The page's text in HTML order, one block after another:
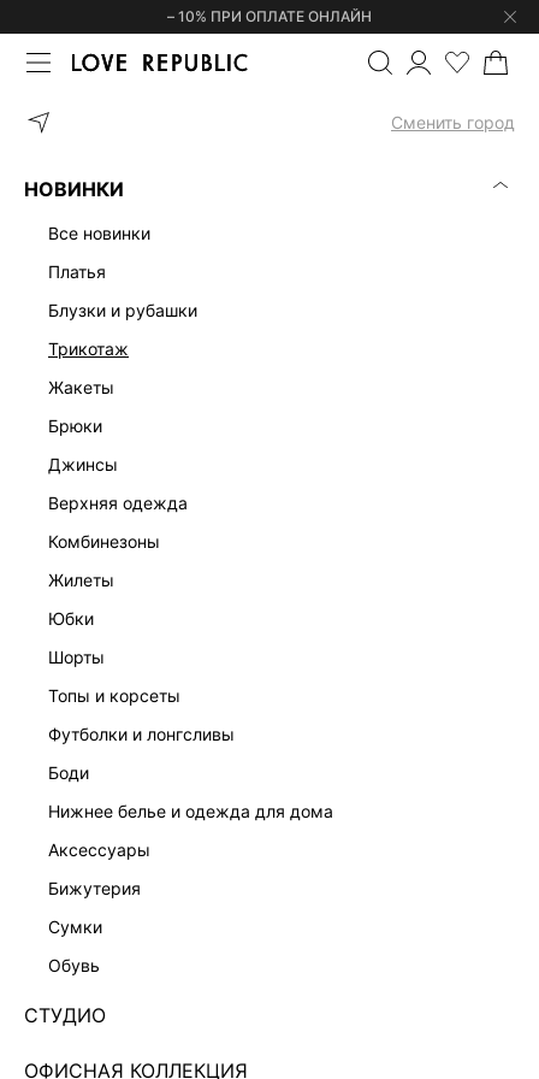
– 10% ПРИ ОПЛАТЕ ОНЛАЙН
Сменить город
НОВИНКИ
все новинки
платья
блузки и рубашки
трикотаж
жакеты
брюки
джинсы
верхняя одежда
комбинезоны
жилеты
юбки
шорты
топы и корсеты
футболки и лонгсливы
боди
нижнее белье и одежда для дома
аксессуары
бижутерия
сумки
обувь
СТУДИО
ОФИСНАЯ КОЛЛЕКЦИЯ
ГЛАВНАЯ ДЖИНСЫ BAGGY FIT СО
ЭКСКЛЮЗИВНО ОНЛАЙН
ДЖИНСЫ BAGGY FIT СО СРЕДНЕЙ ПОСАДКОЙ
6153433710-107
6 599 ₽-55%
750 ₽x 4 платежа с Подели
ЦВЕТ:СВЕТЛО-СЕРЫЙ/СВЕТЛО-СЕРЫЙ